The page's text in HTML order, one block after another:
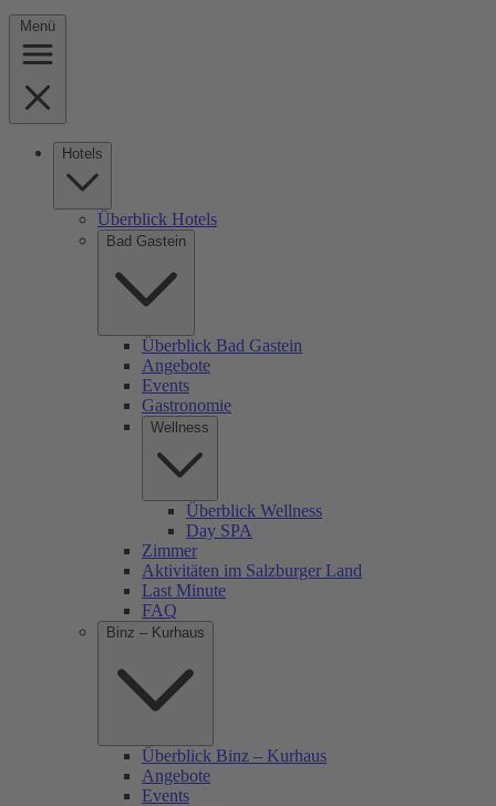
Menü
Hotels
Überblick Hotels
Bad Gastein
Überblick Bad Gastein
Angebote
Events
Gastronomie
Wellness
Überblick Wellness
Day SPA
Zimmer
Aktivitäten im Salzburger Land
Last Minute
FAQ
Binz – Kurhaus
Überblick Binz – Kurhaus
Angebote
Events